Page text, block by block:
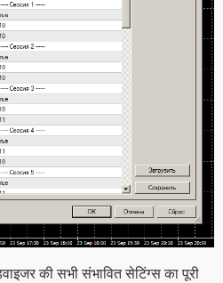
की सभी संभावित सेटिंग्स का पूरी